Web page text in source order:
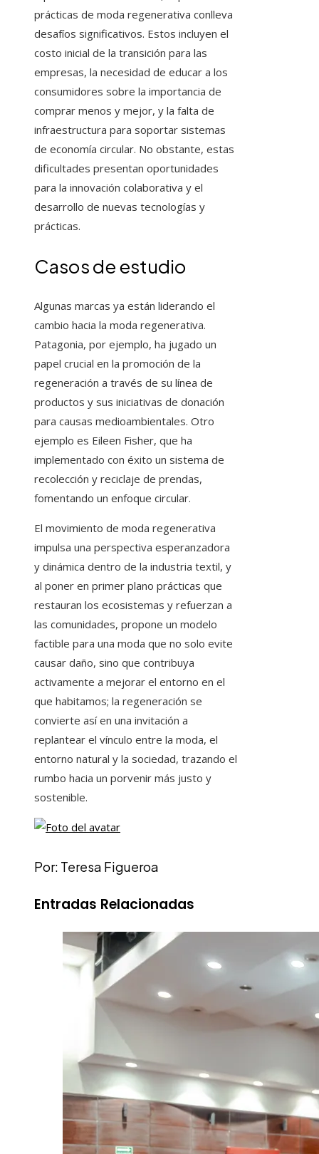
prácticas de moda regenerativa conlleva
desafíos significativos. Estos incluyen el
costo inicial de la transición para las
empresas, la necesidad de educar a los
consumidores sobre la importancia de
comprar menos y mejor, y la falta de
infraestructura para soportar sistemas
de economía circular. No obstante, estas
dificultades presentan oportunidades
para la innovación colaborativa y el
desarrollo de nuevas tecnologías y
prácticas.
Casos de estudio
Algunas marcas ya están liderando el
cambio hacia la moda regenerativa.
Patagonia, por ejemplo, ha jugado un
papel crucial en la promoción de la
regeneración a través de su línea de
productos y sus iniciativas de donación
para causas medioambientales. Otro
ejemplo es Eileen Fisher, que ha
implementado con éxito un sistema de
recolección y reciclaje de prendas,
fomentando un enfoque circular.
El movimiento de moda regenerativa
impulsa una perspectiva esperanzadora
y dinámica dentro de la industria textil, y
al poner en primer plano prácticas que
restauran los ecosistemas y refuerzan a
las comunidades, propone un modelo
factible para una moda que no solo evite
causar daño, sino que contribuya
activamente a mejorar el entorno en el
que habitamos; la regeneración se
convierte así en una invitación a
replantear el vínculo entre la moda, el
entorno natural y la sociedad, trazando el
rumbo hacia un porvenir más justo y
sostenible.
Por: Teresa Figueroa
Entradas Relacionadas